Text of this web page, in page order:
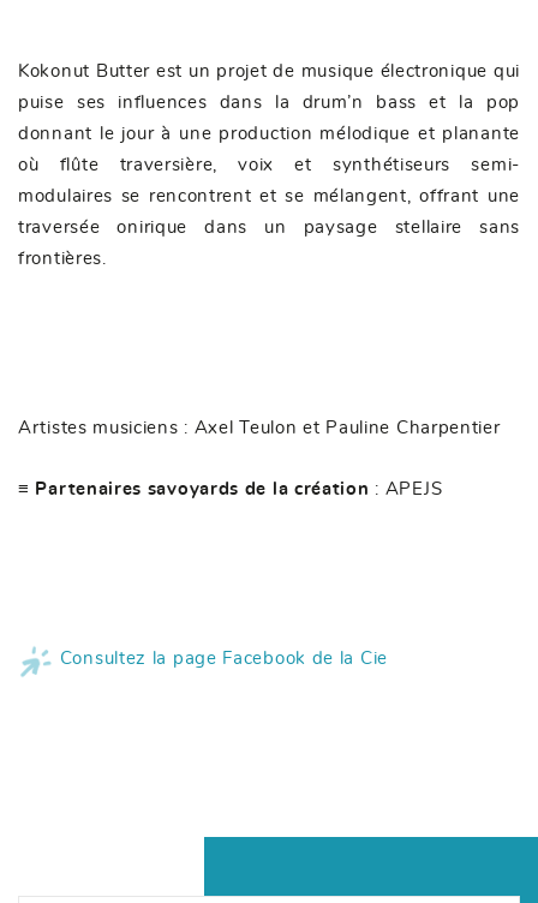
Kokonut Butter est un projet de musique électronique qui
puise ses influences dans la drum’n bass et la pop
donnant le jour à une production mélodique et planante
où flûte traversière, voix et synthétiseurs semi-
modulaires se rencontrent et se mélangent, offrant une
traversée onirique dans un paysage stellaire sans
frontières.
Artistes musiciens : Axel Teulon et Pauline Charpentier
≡ Partenaires savoyards de la création : APEJS
Consultez la page Facebook de la Cie